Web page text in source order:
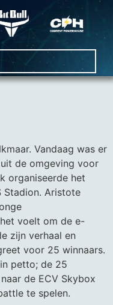
Vandaag was er
de omgeving voor
organiseerde het
Stadion. Aristote
voelt om de e-
zijn verhaal en
voor 25 winnaars.
petto; de 25
de ECV Skybox
te spelen.